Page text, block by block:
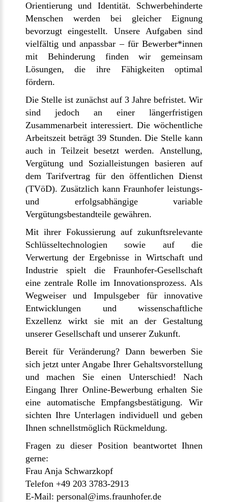
Orientierung und Identität. Schwerbehinderte
Menschen werden bei gleicher Eignung
bevorzugt eingestellt. Unsere Aufgaben sind
vielfältig und anpassbar – für Bewerber*innen
mit Behinderung finden wir gemeinsam
Lösungen, die ihre Fähigkeiten optimal
fördern.
Die Stelle ist zunächst auf 3 Jahre befristet. Wir
sind jedoch an einer längerfristigen
Zusammenarbeit interessiert. Die wöchentliche
Arbeitszeit beträgt 39 Stunden. Die Stelle kann
auch in Teilzeit besetzt werden. Anstellung,
Vergütung und Sozialleistungen basieren auf
dem Tarifvertrag für den öffentlichen Dienst
(TVöD). Zusätzlich kann Fraunhofer leistungs-
und erfolgsabhängige variable
Vergütungsbestandteile gewähren.
Mit ihrer Fokussierung auf zukunftsrelevante
Schlüsseltechnologien sowie auf die
Verwertung der Ergebnisse in Wirtschaft und
Industrie spielt die Fraunhofer-Gesellschaft
eine zentrale Rolle im Innovationsprozess. Als
Wegweiser und Impulsgeber für innovative
Entwicklungen und wissenschaftliche
Exzellenz wirkt sie mit an der Gestaltung
unserer Gesellschaft und unserer Zukunft.
Bereit für Veränderung? Dann bewerben Sie
sich jetzt unter Angabe Ihrer Gehaltsvorstellung
und machen Sie einen Unterschied! Nach
Eingang Ihrer Online-Bewerbung erhalten Sie
eine automatische Empfangsbestätigung. Wir
sichten Ihre Unterlagen individuell und geben
Ihnen schnellstmöglich Rückmeldung.
Fragen zu dieser Position beantwortet Ihnen
gerne:
Frau Anja Schwarzkopf
Telefon +49 203 3783-2913
E-Mail: personal@ims.fraunhofer.de